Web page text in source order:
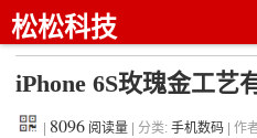
松松科技
iPhone 6S玫瑰金工艺
8096 阅读量 | 分类:手机数码 | 作